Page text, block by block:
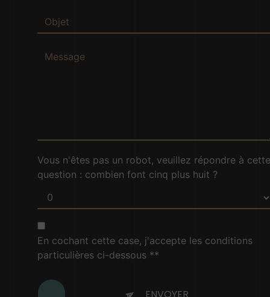
Vous n'êtes pas un robot, veuillez répondre à cette
question : combien font cinq plus huit ?
En cochant cette case, j'accepte les conditions
particulières ci-dessous **
ENVOYER